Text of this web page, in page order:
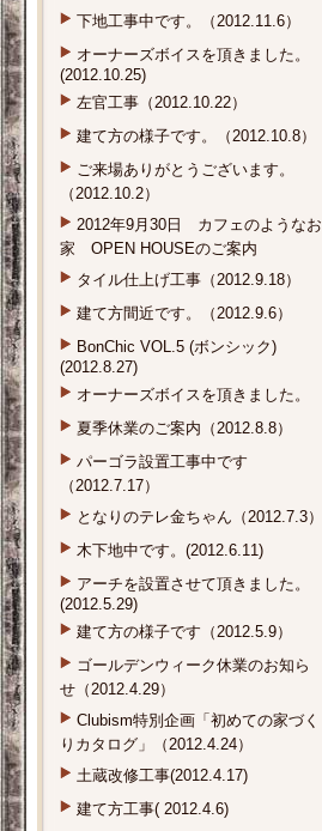
下地工事中です。（2012.11.6）
オーナーズボイスを頂きました。
(2012.10.25)
左官工事（2012.10.22）
建て方の様子です。（2012.10.8）
ご来場ありがとうございます。
（2012.10.2）
2012年9月30日 カフェのようなお
家 OPEN HOUSEのご案内
タイル仕上げ工事（2012.9.18）
建て方間近です。（2012.9.6）
BonChic VOL.5 (ボンシック)
(2012.8.27)
オーナーズボイスを頂きました。
夏季休業のご案内（2012.8.8）
パーゴラ設置工事中です
（2012.7.17）
となりのテレ金ちゃん（2012.7.3）
木下地中です。(2012.6.11)
アーチを設置させて頂きました。
(2012.5.29)
建て方の様子です（2012.5.9）
ゴールデンウィーク休業のお知ら
せ（2012.4.29）
Clubism特別企画「初めての家づく
りカタログ」（2012.4.24）
土蔵改修工事(2012.4.17)
建て方工事( 2012.4.6)